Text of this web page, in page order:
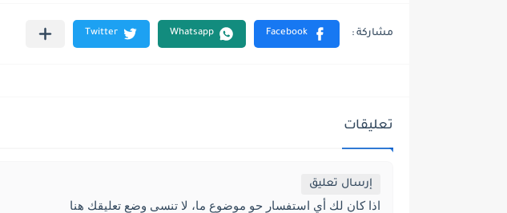
تعليقات
إرسال تعليق
اذا كان لك أي استفسار حو موضوع ما، لا تنسى وضع تعليقك هنا